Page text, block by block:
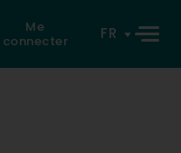
Me
connecter
FR